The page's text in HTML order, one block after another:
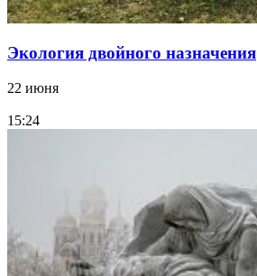
Экология двойного назначения
22 июня
15:24